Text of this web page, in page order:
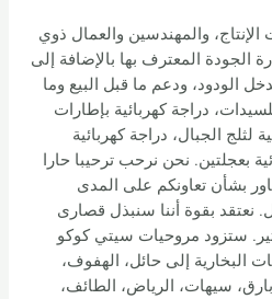
والمهندسين والعمال ذوي
الجودة المعترف بها بالإضافة إلى
الودود، ودعم ما قبل البيع وما
دراجة كهربائية بإطارات
لثلج الجبال، دراجة كهربائية
بعجلتين. نحن نرحب ترحيبا حارا
بشأن تعاونكم على المدى
نعتقد بقوة أننا سنبذل قصارى
ستزود مروحيات سيتي كوكو
البخارية إلى حائل، الهفوف،
سيهات، الرياض، الطائف،